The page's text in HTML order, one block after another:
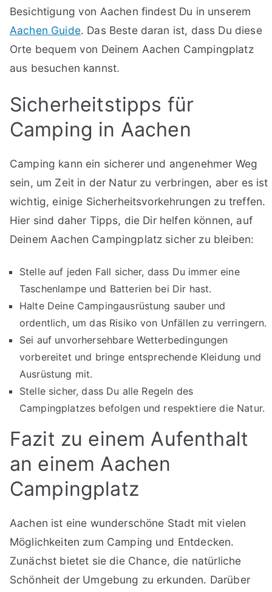
Besichtigung von Aachen findest Du in unserem
Aachen Guide. Das Beste daran ist, dass Du diese
Orte bequem von Deinem Aachen Campingplatz
aus besuchen kannst.
Sicherheitstipps für
Camping in Aachen
Camping kann ein sicherer und angenehmer Weg
sein, um Zeit in der Natur zu verbringen, aber es ist
wichtig, einige Sicherheitsvorkehrungen zu treffen.
Hier sind daher Tipps, die Dir helfen können, auf
Deinem Aachen Campingplatz sicher zu bleiben:
Stelle auf jeden Fall sicher, dass Du immer eine
Taschenlampe und Batterien bei Dir hast.
Halte Deine Campingausrüstung sauber und
ordentlich, um das Risiko von Unfällen zu verringern.
Sei auf unvorhersehbare Wetterbedingungen
vorbereitet und bringe entsprechende Kleidung und
Ausrüstung mit.
Stelle sicher, dass Du alle Regeln des
Campingplatzes befolgen und respektiere die Natur.
Fazit zu einem Aufenthalt
an einem Aachen
Campingplatz
Aachen ist eine wunderschöne Stadt mit vielen
Möglichkeiten zum Camping und Entdecken.
Zunächst bietet sie die Chance, die natürliche
Schönheit der Umgebung zu erkunden. Darüber